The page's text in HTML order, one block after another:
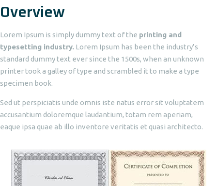
Overview
Lorem Ipsum is simply dummy text of the printing and
typesetting industry. Lorem Ipsum has been the industry’s
standard dummy text ever since the 1500s, when an unknown
printer took a galley of type and scrambled it to make a type
specimen book.
Sed ut perspiciatis unde omnis iste natus error sit voluptatem
accusantium doloremque laudantium, totam rem aperiam,
eaque ipsa quae ab illo inventore veritatis et quasi architecto.